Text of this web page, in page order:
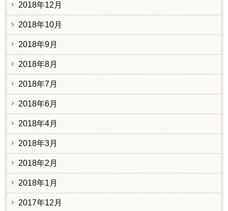
2018年12月
2018年10月
2018年9月
2018年8月
2018年7月
2018年6月
2018年4月
2018年3月
2018年2月
2018年1月
2017年12月